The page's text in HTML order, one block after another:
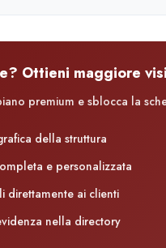
Ottieni maggiore
premium e sblocca la
della struttura
e personalizzata
direttamente ai clienti
nella directory